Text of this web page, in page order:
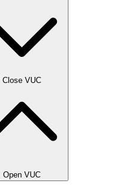
Close VUC
Open VUC